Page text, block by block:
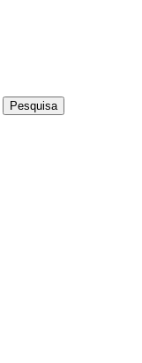
Pesquisa